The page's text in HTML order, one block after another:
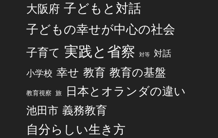
大阪府 子どもと対話
子どもの幸せが中心の社会
子育て 実践と省察 対等
対話
小学校 幸せ 教育 教育の基盤
教育視察 旅 日本とオランダの違い
池田市 義務教育
自分らしい生き方